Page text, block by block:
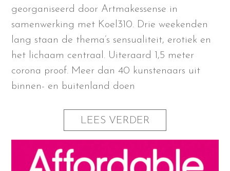
georganiseerd door Artmakessense in
samenwerking met Koel310. Drie weekenden
lang staan de thema’s sensualiteit, erotiek en
het lichaam centraal. Uiteraard 1,5 meter
corona proof. Meer dan 40 kunstenaars uit
binnen- en buitenland doen
LEES VERDER